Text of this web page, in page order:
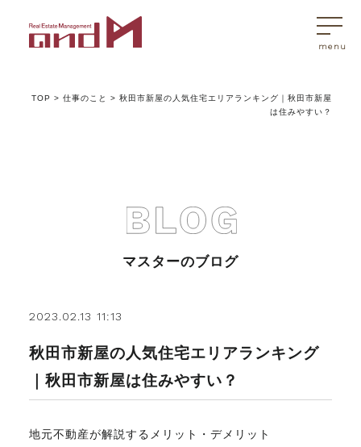
トップページ
アンドエムが選ばれる理由
不動産のお悩み解決
TOP >仕事のこと >秋田市新屋の人気住宅エリアランキング｜秋田市新屋
は住みやすい？
マスターのブログ
2023.02.13 11:13
秋田市新屋の人気住宅エリアランキング
｜秋田市新屋は住みやすい？
地元不動産が解説するメリット・デメリット